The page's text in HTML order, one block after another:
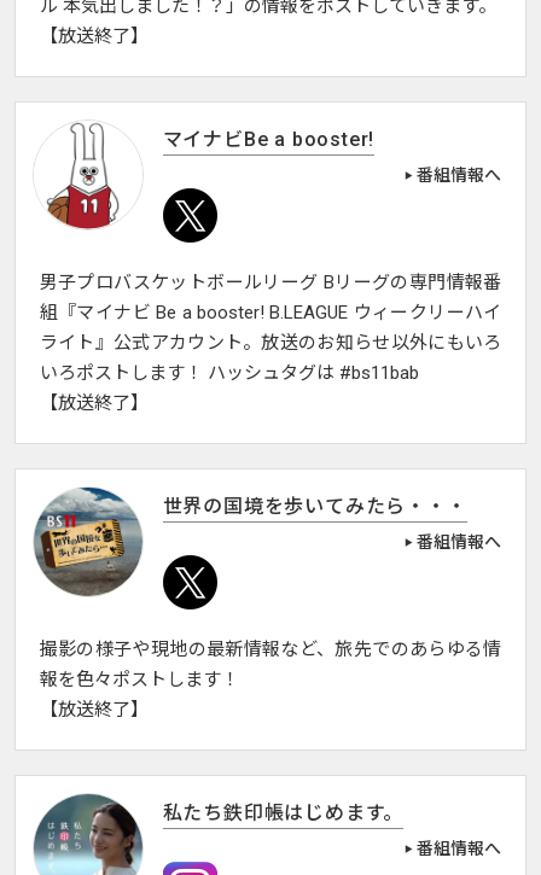
ル 本気出しました！？」の情報をポストしていきます。
【放送終了】
マイナビBe a booster!
番組情報へ
男子プロバスケットボールリーグ Bリーグの専門情報番
組『マイナビ Be a booster! B.LEAGUE ウィークリーハイ
ライト』公式アカウント。放送のお知らせ以外にもいろ
いろポストします！ ハッシュタグは #bs11bab
【放送終了】
世界の国境を歩いてみたら・・・
番組情報へ
撮影の様子や現地の最新情報など、旅先でのあらゆる情
報を色々ポストします！
【放送終了】
私たち鉄印帳はじめます。
番組情報へ